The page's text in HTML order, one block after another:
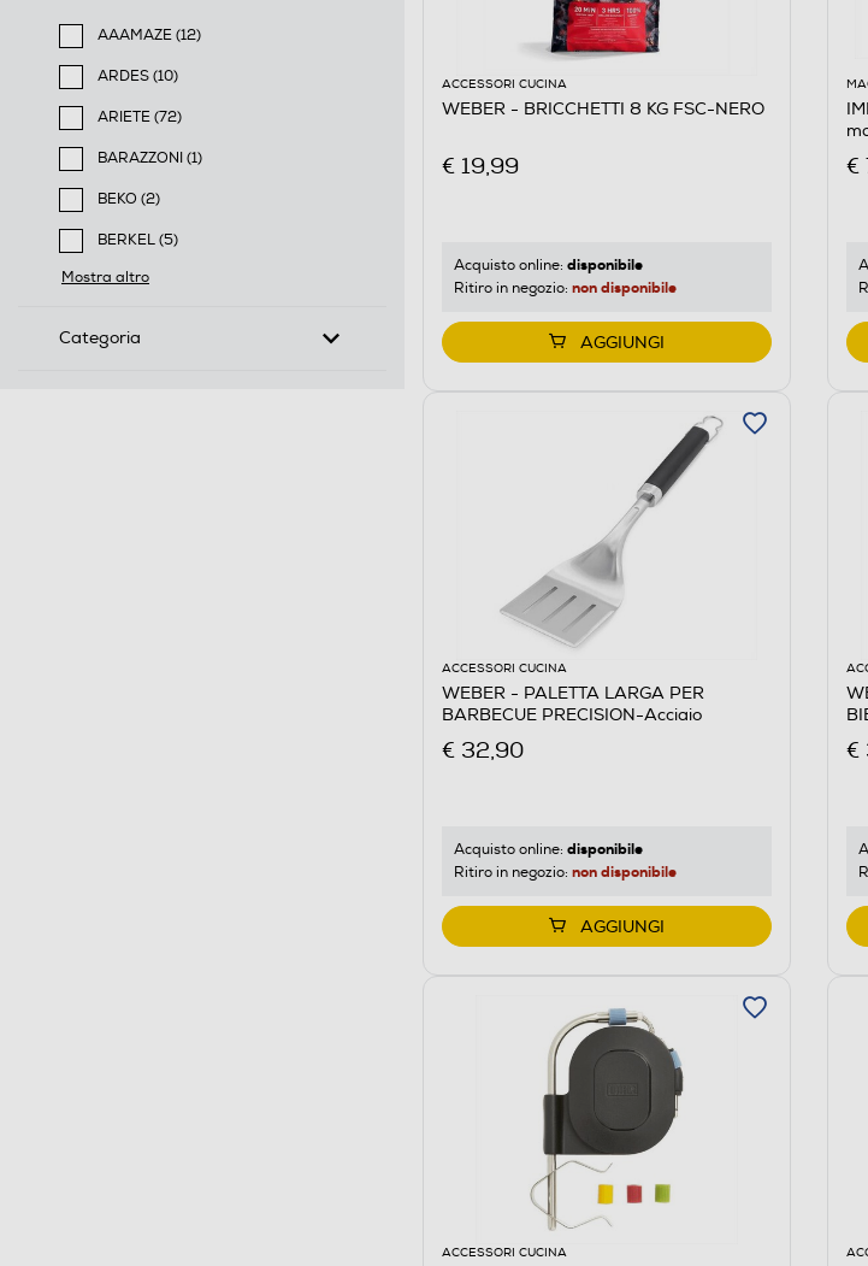
AAAMAZE (12)
Filtra per Marca: AAAMAZE
ARDES (10)
Filtra per Marca: ARDES
ARIETE (72)
Filtra per Marca: ARIETE
BARAZZONI (1)
Filtra per Marca: BARAZZONI
BEKO (2)
Filtra per Marca: BEKO
BERKEL (5)
Filtra per Marca: BERKEL
Mostra altro
Categoria
ACCESSORI CUCINA
WEBER - BRICCHETTI 8 KG FSC-NERO
€ 19,99
Acquisto online: disponibile
Ritiro in negozio: non disponibile
AGGIUNGI
€
ACCESSORI CUCINA
WEBER - PALETTA LARGA PER
BARBECUE PRECISION-Acciaio
€ 32,90
Acquisto online: disponibile
Ritiro in negozio: non disponibile
AGGIUNGI
€
ACCESSORI CUCINA